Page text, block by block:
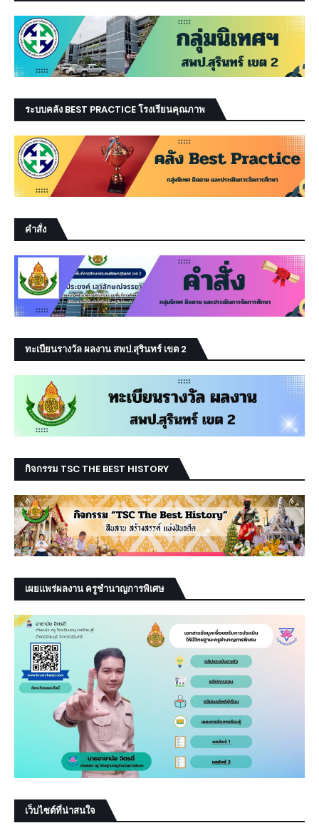
ระบบคลัง BEST PRACTICE โรงเรียนคุณภาพ
คำสั่ง
ทะเบียนรางวัล ผลงาน สพป.สุรินทร์ เขต 2
กิจกรรม TSC THE BEST HISTORY
เผยแพร่ผลงาน ครูชำนาญการพิเศษ
เว็บไซต์ที่น่าสนใจ